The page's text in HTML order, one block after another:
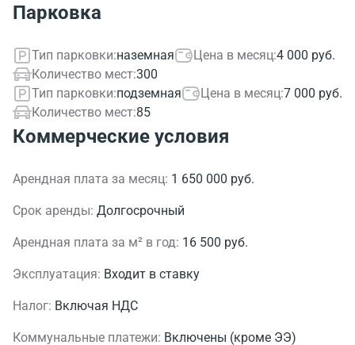
Парковка
Тип парковки:наземная Цена в месяц:4 000 руб.
Количество мест:300
Тип парковки:подземная Цена в месяц:7 000 руб.
Количество мест:85
Коммерческие условия
Арендная плата за месяц: 1 650 000 руб.
Срок аренды: Долгосрочный
Арендная плата за м² в год: 16 500 руб.
Эксплуатация: Входит в ставку
Налог: Включая НДС
Коммунальные платежи: Включены (кроме ЭЭ)